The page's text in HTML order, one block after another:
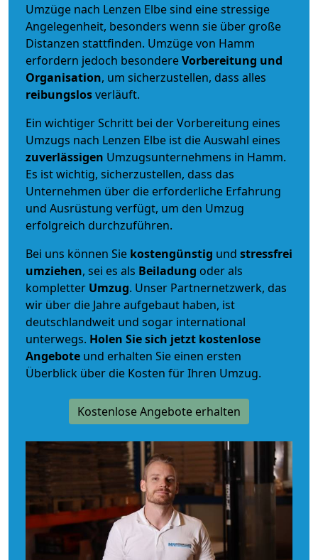
Umzüge nach Lenzen Elbe sind eine stressige
Angelegenheit, besonders wenn sie über große
Distanzen stattfinden. Umzüge von Hamm
erfordern jedoch besondereVorbereitung und
Organisation, um sicherzustellen, dass alles
reibungslosverläuft.
Ein wichtiger Schritt bei der Vorbereitung eines
Umzugs nach Lenzen Elbe ist die Auswahl eines
zuverlässigen Umzugsunternehmens in Hamm.
Es ist wichtig, sicherzustellen, dass das
Unternehmen über die erforderliche Erfahrung
und Ausrüstung verfügt, um den Umzug
erfolgreich durchzuführen.
Bei uns können Sie kostengünstig und stressfrei
umziehen, sei es als Beiladung oder als
kompletter Umzug. Unser Partnernetzwerk, das
wir über die Jahre aufgebaut haben, ist
deutschlandweit und sogar international
unterwegs. Holen Sie sich jetzt kostenlose
Angebote und erhalten Sie einen ersten
Überblick über die Kosten für Ihren Umzug.
Kostenlose Angebote erhalten